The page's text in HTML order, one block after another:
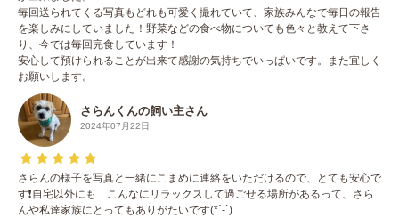
毎回送られてくる写真もどれも可愛く撮れていて、家族みんなで毎日の報告
を楽しみにしていました！野菜などの食べ物についても色々と教えて下さ
り、今では毎回完食しています！
安心して預けられることが出来て感謝の気持ちでいっぱいです。また宜しく
お願いします。
さらんくんの飼い主さん
2024年07月22日
さらんの様子を写真と一緒にこまめに連絡をいただけるので、とても安心で
す❗️自宅以外にも こんなにリラックスして過ごせる場所があるって、さら
んや私達家族にとってもありがたいです(*´-`)